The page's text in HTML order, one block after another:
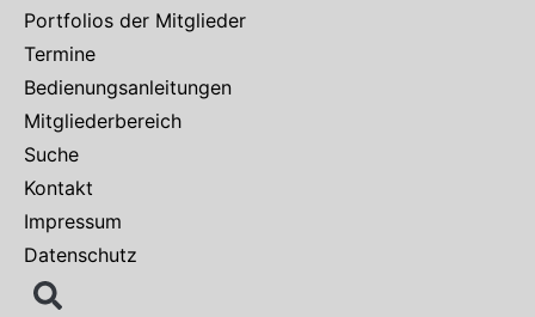
Portfolios der Mitglieder
Termine
Bedienungsanleitungen
Mitgliederbereich
Suche
Kontakt
Impressum
Datenschutz